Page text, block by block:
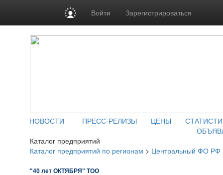
Войти Зарегистрироваться
НОВОСТИ ПРЕСС-РЕЛИЗЫ ЦЕНЫ
Каталог предприятий
Каталог предприятий по регионам > Центральный ФО РФ
"40 лет ОКТЯБРЯ" ТОО